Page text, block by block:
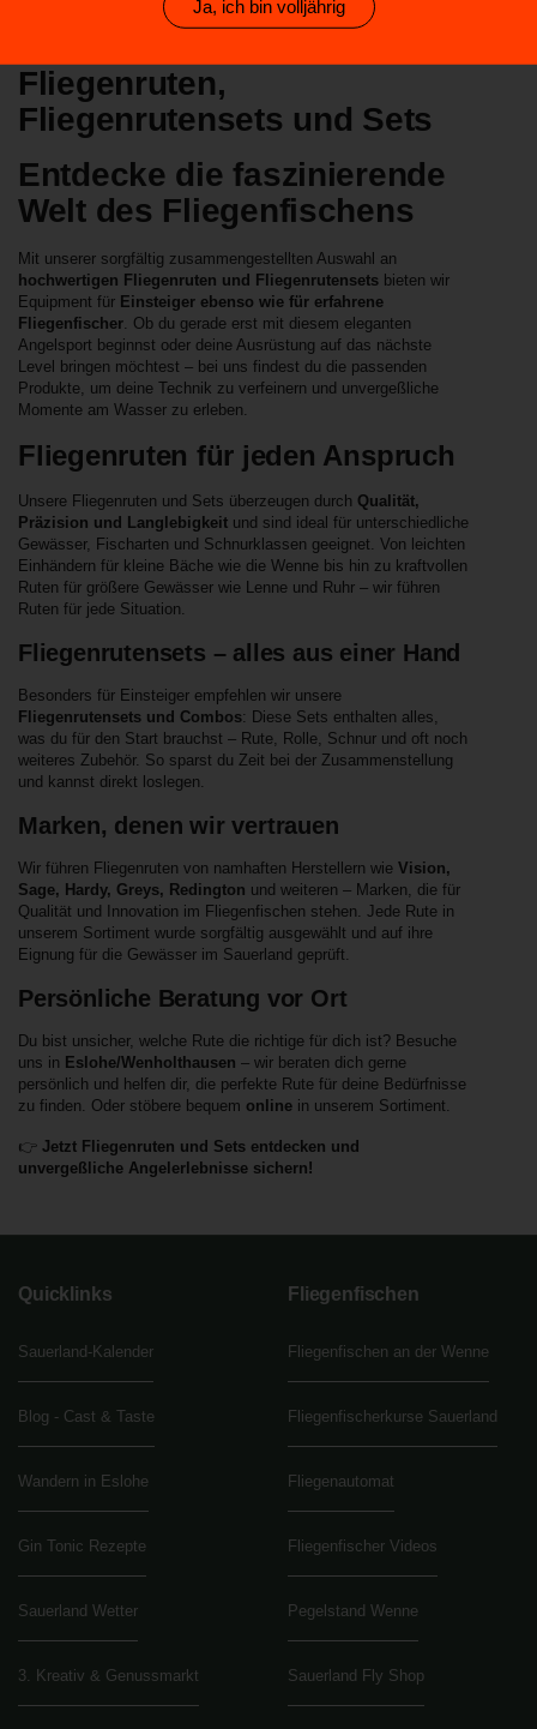
Fliegenruten,
Fliegenrutensets und Sets
Entdecke die faszinierende
Welt des Fliegenfischens
Mit unserer sorgfältig zusammengestellten Auswahl an
hochwertigen Fliegenruten und Fliegenrutensets bieten wir
Equipment für Einsteiger ebenso wie für erfahrene
Fliegenfischer . Ob du gerade erst mit diesem eleganten
Angelsport beginnst oder deine Ausrüstung auf das nächste
Level bringen möchtest – bei uns findest du die passenden
Produkte, um deine Technik zu verfeinern und unvergeßliche
Momente am Wasser zu erleben.
Fliegenruten für jeden Anspruch
Unsere Fliegenruten und Sets überzeugen durch Qualität,
Präzision und Langlebigkeit und sind ideal für unterschiedliche
Gewässer, Fischarten und Schnurklassen geeignet. Von leichten
Einhändern für kleine Bäche wie die Wenne bis hin zu kraftvollen
Ruten für größere Gewässer wie Lenne und Ruhr – wir führen
Ruten für jede Situation.
Fliegenrutensets – alles aus einer Hand
Besonders für Einsteiger empfehlen wir unsere
Fliegenrutensets und Combos: Diese Sets enthalten alles,
was du für den Start brauchst – Rute, Rolle, Schnur und oft noch
weiteres Zubehör. So sparst du Zeit bei der Zusammenstellung
und kannst direkt loslegen.
Marken, denen wir vertrauen
Wir führen Fliegenruten von namhaften Herstellern wie Vision,
Sage, Hardy, Greys, Redington und weiteren – Marken, die für
Qualität und Innovation im Fliegenfischen stehen. Jede Rute in
unserem Sortiment wurde sorgfältig ausgewählt und auf ihre
Eignung für die Gewässer im Sauerland geprüft.
Persönliche Beratung vor Ort
Du bist unsicher, welche Rute die richtige für dich ist? Besuche
uns in Eslohe/Wenholthausen – wir beraten dich gerne
persönlich und helfen dir, die perfekte Rute für deine Bedürfnisse
zu finden. Oder stöbere bequem online in unserem Sortiment.
👉 Jetzt Fliegenruten und Sets entdecken und
unvergeßliche Angelerlebnisse sichern!
Quicklinks
Sauerland-Kalender
Blog - Cast & Taste
Wandern in Eslohe
Gin Tonic Rezepte
Sauerland Wetter
3. Kreativ & Genussmarkt
Fliegenfischen
Fliegenfischen an der Wenne
Fliegenfischerkurse Sauerland
Fliegenautomat
Fliegenfischer Videos
Pegelstand Wenne
Sauerland Fly Shop
Ja, ich bin volljährig